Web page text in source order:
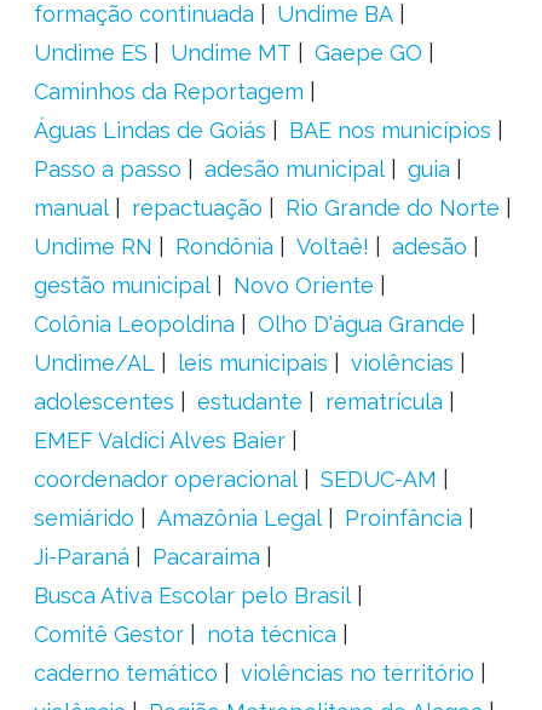
formação continuada
Undime BA
Undime ES
Undime MT
Gaepe GO
Caminhos da Reportagem
Águas Lindas de Goiás
BAE nos municípios
Passo a passo
adesão municipal
guia
manual
repactuação
Rio Grande do Norte
Undime RN
Rondônia Voltaê!
adesão
gestão municipal
Novo Oriente
Colônia Leopoldina
Olho D'água Grande
Undime/AL
leis municipais
violências
adolescentes
estudante
rematrícula
EMEF Valdici Alves Baier
coordenador operacional
SEDUC-AM
semiárido
Amazônia Legal
Proinfância
Ji-Paraná
Pacaraima
Busca Ativa Escolar pelo Brasil
Comitê Gestor
nota técnica
caderno temático
violências no território